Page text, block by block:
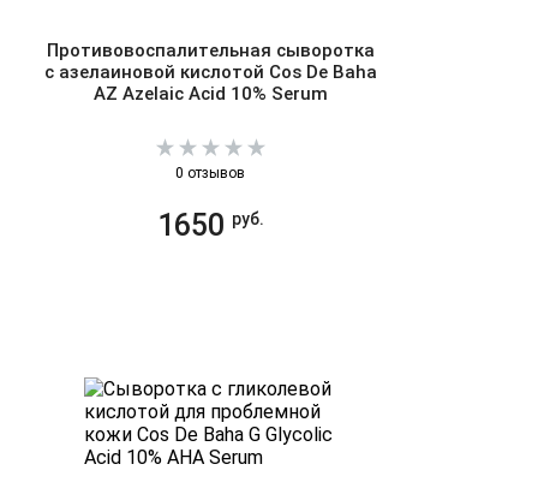
Противовоспалительная сыворотка
с азелаиновой кислотой Cos De Baha
AZ Azelaic Acid 10% Serum
0 отзывов
1650 руб.